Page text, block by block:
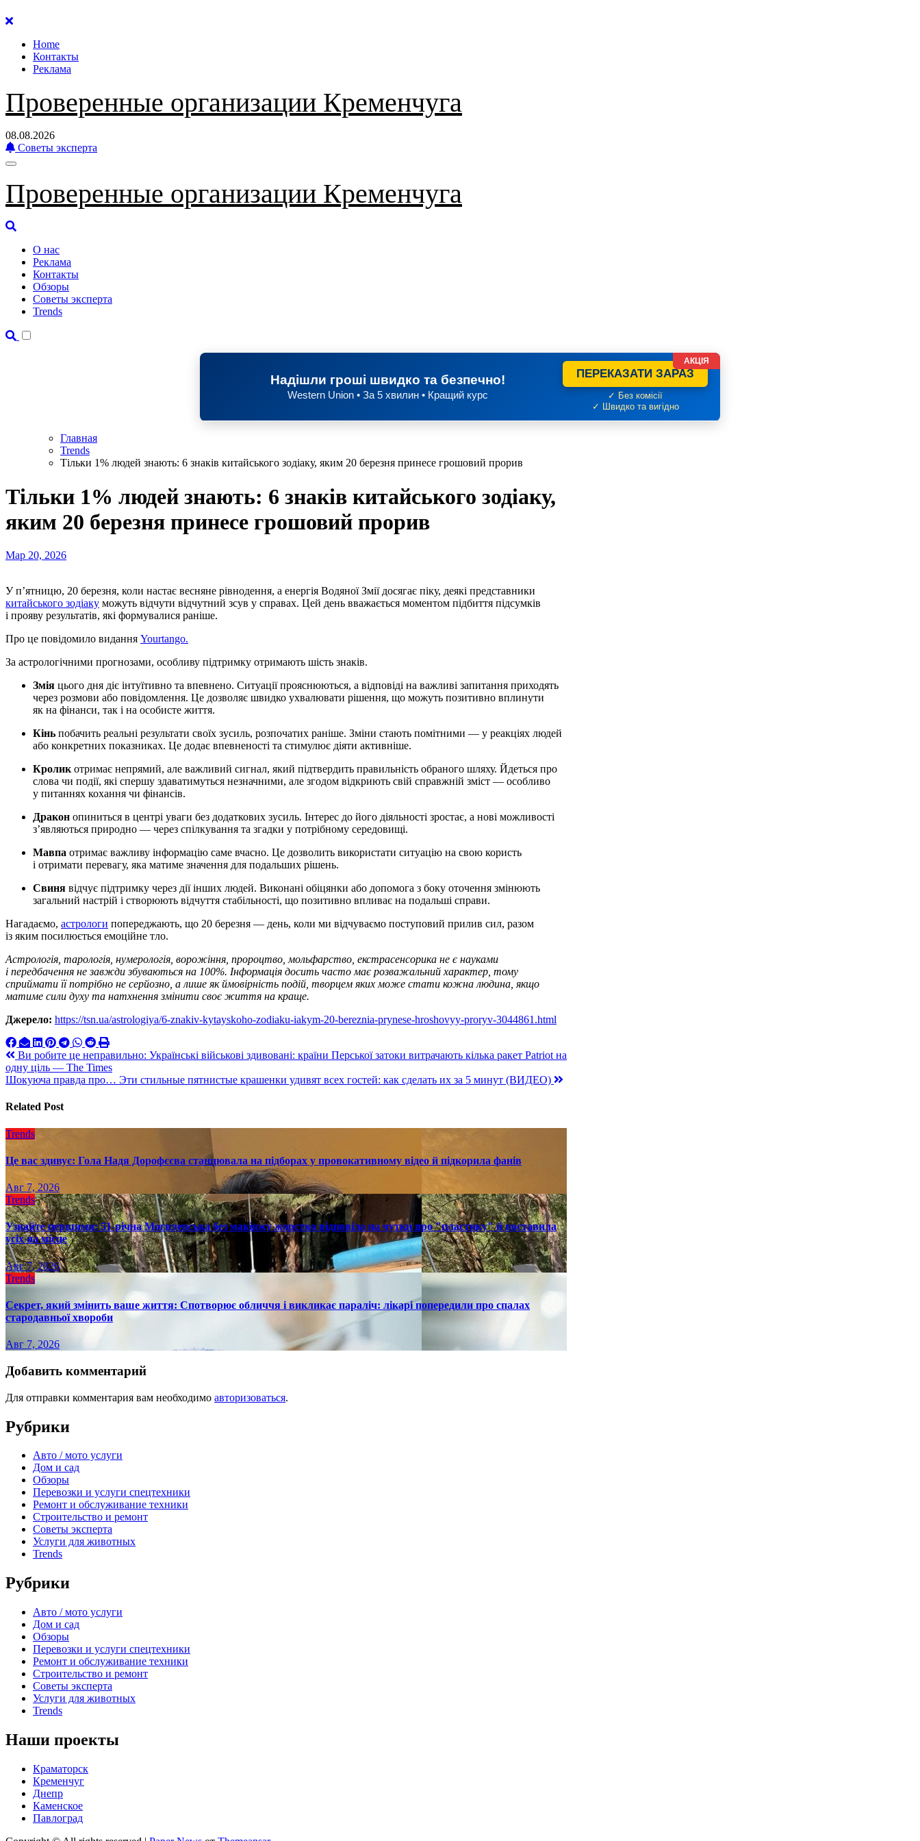
Перейти
содержанию
Home
Контакты
Реклама
Проверенные организации Кременчуга
08.08.2026
Советы эксперта
Проверенные организации Кременчуга
О нас
Реклама
Контакты
Обзоры
Советы эксперта
Trends
Надішли гроші швидко та безпечно!
Western Union • За 5 хвилин • Кращий курс
ПЕРЕКАЗАТИ ЗАРАЗ
✓ Без комісії
✓ Швидко та вигідно
АКЦІЯ
Главная
Trends
Тільки 1% людей знають: 6 знаків китайського зодіаку, яким 20 березня принесе грошовий прорив
Тільки 1% людей знають: 6 знаків китайського зодіаку,
яким 20 березня принесе грошовий прорив
Мар 20, 2026
У п’ятницю, 20 березня, коли настає весняне рівнодення, а енергія Водяної Змії досягає піку, деякі представники
китайського зодіаку можуть відчути відчутний зсув у справах. Цей день вважається моментом підбиття підсумків
і прояву результатів, які формувалися раніше.
Про це повідомило видання Yourtango.
За астрологічними прогнозами, особливу підтримку отримають шість знаків.
Змія цього дня діє інтуїтивно та впевнено. Ситуації прояснюються, а відповіді на важливі запитання приходять
через розмови або повідомлення. Це дозволяє швидко ухвалювати рішення, що можуть позитивно вплинути
як на фінанси, так і на особисте життя.
Кінь побачить реальні результати своїх зусиль, розпочатих раніше. Зміни стають помітними — у реакціях людей
або конкретних показниках. Це додає впевненості та стимулює діяти активніше.
Кролик отримає непрямий, але важливий сигнал, який підтвердить правильність обраного шляху. Йдеться про
слова чи події, які спершу здаватимуться незначними, але згодом відкриють свій справжній зміст — особливо
у питаннях кохання чи фінансів.
Дракон опиниться в центрі уваги без додаткових зусиль. Інтерес до його діяльності зростає, а нові можливості
з’являються природно — через спілкування та згадки у потрібному середовищі.
Мавпа отримає важливу інформацію саме вчасно. Це дозволить використати ситуацію на свою користь
і отримати перевагу, яка матиме значення для подальших рішень.
Свиня відчує підтримку через дії інших людей. Виконані обіцянки або допомога з боку оточення змінюють
загальний настрій і створюють відчуття стабільності, що позитивно впливає на подальші справи.
Нагадаємо, астрологи попереджають, що 20 березня — день, коли ми відчуваємо поступовий прилив сил, разом
із яким посилюється емоційне тло.
Астрологія, тарологія, нумерологія, ворожіння, пророцтво, мольфарство, екстрасенсорика не є науками
і передбачення не завжди збуваються на 100%. Інформація досить часто має розважальний характер, тому
сприймати її потрібно не серйозно, а лише як ймовірність подій, творцем яких може стати кожна людина, якщо
матиме сили духу та натхнення змінити своє життя на краще.
Джерело: https://tsn.ua/astrologiya/6-znakiv-kytayskoho-zodiaku-iakym-20-bereznia-prynese-hroshovyy-proryv-3044861.html
Навигация
по
Ви робите це неправильно: Українські військові здивовані: країни Перської затоки витрачають кілька ракет Patriot на
одну ціль — The Times
Шокуюча правда про… Эти стильные пятнистые крашенки удивят всех гостей: как сделать их за 5 минут (ВИДЕО)
Related Post
Trends
Це вас здивує: Гола Надя Дорофєєва станцювала на підборах у провокативному відео й підкорила фанів
Авг 7, 2026
Trends
Узнайте першими: 51-річна Могилевська без макіяжу жорстко відповіла на чутки про "пластику" й поставила
усіх на місце
Авг 7, 2026
Trends
Секрет, який змінить ваше життя: Спотворює обличчя і викликає параліч: лікарі попередили про спалах
стародавньої хвороби
Авг 7, 2026
Добавить комментарий
Для отправки комментария вам необходимо авторизоваться.
Рубрики
Авто / мото услуги
Дом и сад
Обзоры
Перевозки и услуги спецтехники
Ремонт и обслуживание техники
Строительство и ремонт
Советы эксперта
Услуги для животных
Trends
Рубрики
Авто / мото услуги
Дом и сад
Обзоры
Перевозки и услуги спецтехники
Ремонт и обслуживание техники
Строительство и ремонт
Советы эксперта
Услуги для животных
Trends
Наши проекты
Краматорск
Кременчуг
Днепр
Каменское
Павлоград